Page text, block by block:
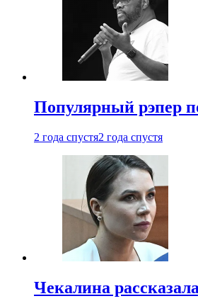
Популярный рэпер
2 года спустя2 года спустя
Чекалина